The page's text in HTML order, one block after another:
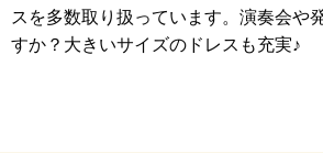
スを多数取り扱っています。演奏会や
すか？大きいサイズのドレスも充実♪